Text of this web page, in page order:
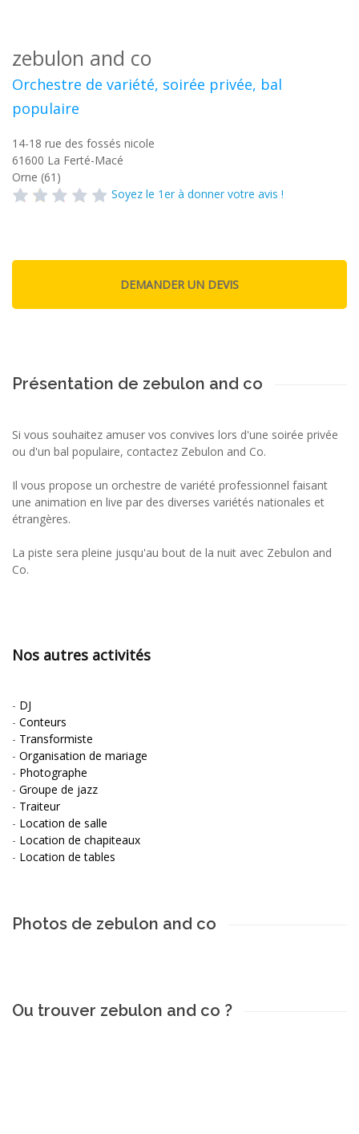
zebulon and co
Orchestre de variété, soirée privée, bal
populaire
14-18 rue des fossés nicole
61600 La Ferté-Macé
Orne (61)
Soyez le 1er à donner votre avis !
Présentation de zebulon and co
Si vous souhaitez amuser vos convives lors d'une soirée privée
ou d'un bal populaire, contactez Zebulon and Co.
Il vous propose un orchestre de variété professionnel faisant
une animation en live par des diverses variétés nationales et
étrangères.
La piste sera pleine jusqu'au bout de la nuit avec Zebulon and
Co.
Nos autres activités
- DJ
- Conteurs
- Transformiste
- Organisation de mariage
- Photographe
- Groupe de jazz
- Traiteur
- Location de salle
- Location de chapiteaux
- Location de tables
Photos de zebulon and co
Ou trouver zebulon and co ?